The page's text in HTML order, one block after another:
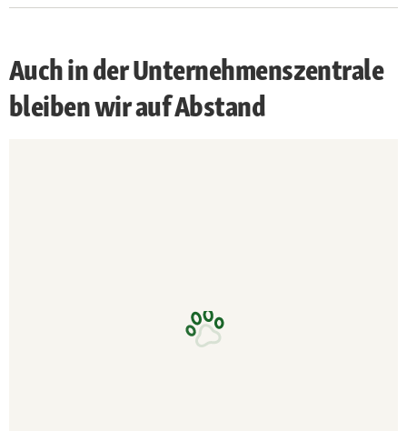
Auch in der Unternehmenszentrale
bleiben wir auf Abstand